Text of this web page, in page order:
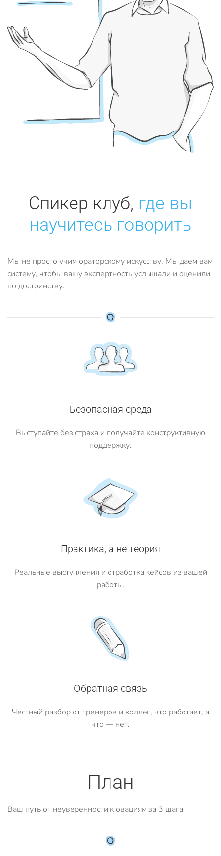
Спикер клуб, где вы
научитесь говорить
Мы не просто учим ораторскому искусству. Мы даем вам
систему, чтобы вашу экспертность услышали и оценили
по достоинству.
Безопасная среда
Выступайте без страха и получайте конструктивную
поддержку.
Практика, а не теория
Реальные выступления и отработка кейсов из вашей
работы.
Обратная связь
Честный разбор от тренеров и коллег, что работает, а
что — нет.
План
Ваш путь от неуверенности к овациям за 3 шага: